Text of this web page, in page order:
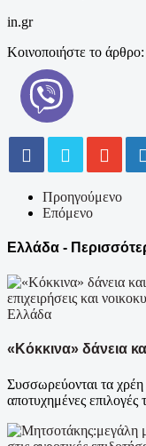
in.gr
Κοινοποιήστε το άρθρο:
Προηγούμενο
Επόμενο
Ελλάδα -
Ελλάδα
«Κόκκινα» δάνεια
Συσσωρεύονται τα χρέη
αποτυχημένες επιλογές